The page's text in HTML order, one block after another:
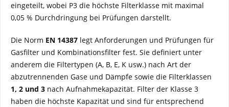
eingeteilt, wobei P3 die höchste Filterklasse mit maximal
0,05 % Durchdringung bei Prüfungen darstellt.
Die Norm EN 14387 legt Anforderungen und Prüfungen für
Gasfilter und Kombinationsfilter fest. Sie definiert unter
anderem die Filtertypen (A, B, E, K usw.) nach Art der
abzutrennenden Gase und Dämpfe sowie die Filterklassen
1, 2 und 3 nach Aufnahmekapazität. Filter der Klasse 3
haben die höchste Kapazität und sind für entsprechend